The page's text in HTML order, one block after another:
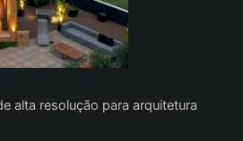
alta resolução para arquitetura